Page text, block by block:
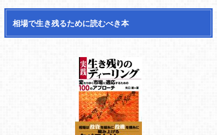
相場で生き残るために読むべき本